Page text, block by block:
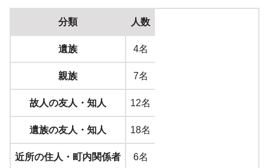
分類 人数
遺族 4名
親族 7名
故人の友人・知人 12名
遺族の友人・知人 18名
近所の住人・町内関係者 6名